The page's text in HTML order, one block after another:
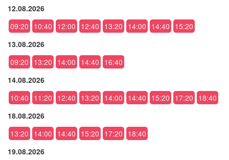
12.08.2026
09:20 10:40 12:00 12:40 13:20 14:00 14:40 15:20
13.08.2026
09:20 13:20 14:00 14:40 16:40
14.08.2026
10:40 11:20 12:40 13:20 14:00 14:40 15:20 17:20 18:40
18.08.2026
13:20 14:00 14:40 15:20 17:20 18:40
19.08.2026